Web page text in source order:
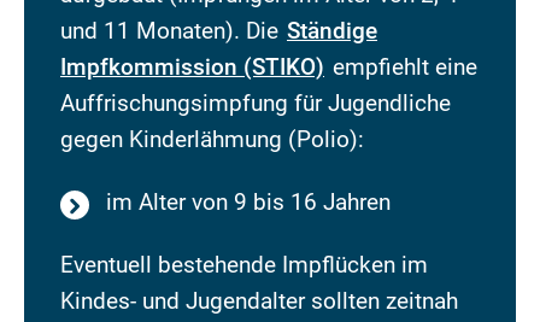
und 11 Monaten). Die Ständige
Impfkommission (STIKO) empfiehlt eine
Auffrischungsimpfung für Jugendliche
gegen Kinderlähmung (Polio):
im Alter von 9 bis 16 Jahren
Eventuell bestehende Impflücken im
Kindes- und Jugendalter sollten zeitnah